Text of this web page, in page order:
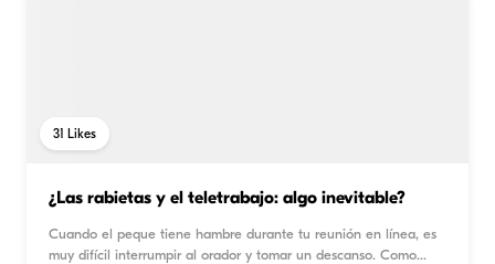
31 Likes
¿Las rabietas y el teletrabajo: algo inevitable?
Cuando el peque tiene hambre durante tu reunión en línea, es
muy difícil interrumpir al orador y tomar un descanso. Como...